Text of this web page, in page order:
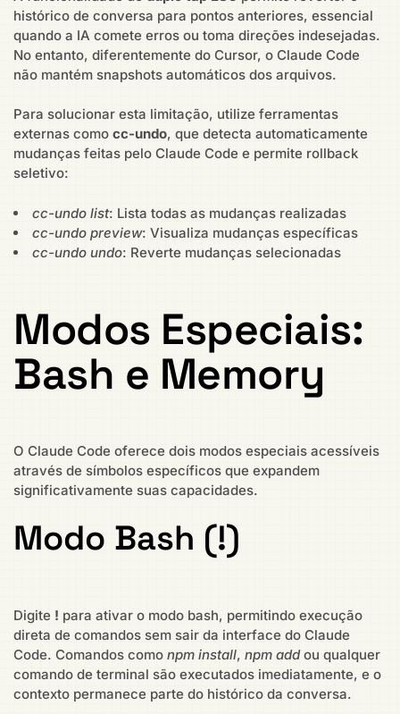
histórico de conversa para pontos anteriores, essencial
quando a IA comete erros ou toma direções indesejadas.
No entanto, diferentemente do Cursor, o Claude Code
não mantém snapshots automáticos dos arquivos.
Para solucionar esta limitação, utilize ferramentas
externas como cc-undo, que detecta automaticamente
mudanças feitas pelo Claude Code e permite rollback
seletivo:
cc-undo list: Lista todas as mudanças realizadas
cc-undo preview: Visualiza mudanças específicas
cc-undo undo: Reverte mudanças selecionadas
Modos Especiais:
Bash e Memory
O Claude Code oferece dois modos especiais acessíveis
através de símbolos específicos que expandem
significativamente suas capacidades.
Modo Bash (!)
Digite ! para ativar o modo bash, permitindo execução
direta de comandos sem sair da interface do Claude
Code. Comandos como npm install, npm addou qualquer
comando de terminal são executados imediatamente, e o
contexto permanece parte do histórico da conversa.